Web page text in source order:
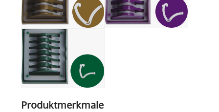
Produktmerkmale